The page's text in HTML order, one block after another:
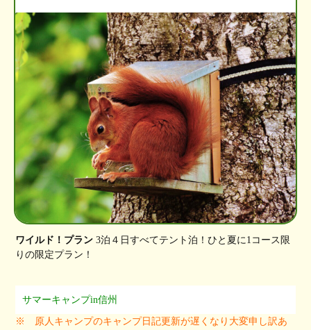
ワイルド！プラン3泊４日すべてテント泊！ひと夏に1コース限
りの限定プラン！
サマーキャンプin信州
※ 原人キャンプのキャンプ日記更新が遅くなり大変申し訳あ